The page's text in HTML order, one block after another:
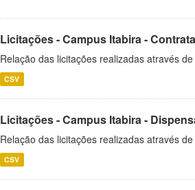
Licitações - Campus Itabira -
Relação das licitações realizadas através
CSV
Licitações - Campus Itabira -
Relação das licitações realizadas através
CSV